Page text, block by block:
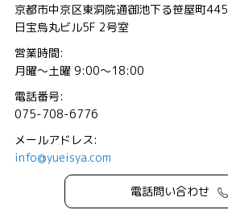
京都市中京区東洞院通御池下る笹屋町445
日宝烏丸ビル5F 2号室
営業時間:
月曜～土曜 9:00～18:00
電話番号:
075-708-6776
メールアドレス:
info@yueisya.com
電話問い合わせ